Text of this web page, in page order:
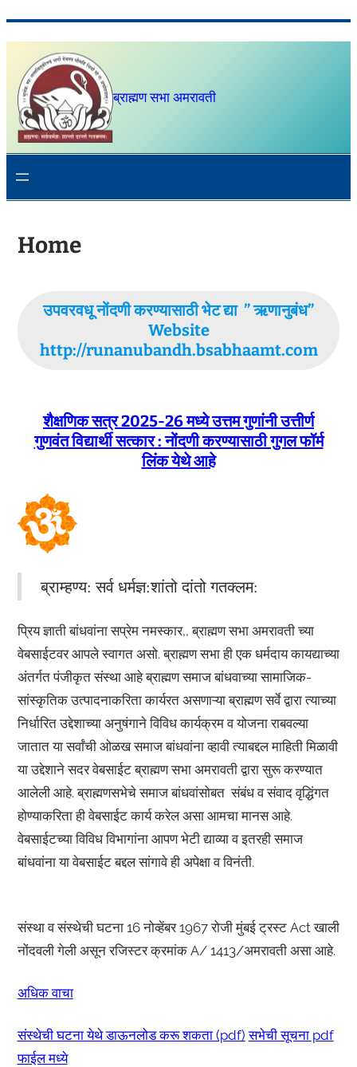
content
ब्राह्मण सभा अमरावती
Home
उपवरवधू नोंदणी करण्यासाठी भेट द्या ” ऋणानुबंध”
Website
http://runanubandh.bsabhaamt.com
शैक्षणिक सत्र 2025-26 मध्ये उत्तम गुणांनी उत्तीर्ण
गुणवंत विद्यार्थी सत्कार : नोंदणी करण्यासाठी गुगल फॉर्म
लिंक येथे आहे
ब्राम्हण्य: सर्व धर्मज्ञ:शांतो दांतो गतक्लम:
प्रिय ज्ञाती बांधवांना सप्रेम नमस्कार,, ब्राह्मण सभा अमरावती च्या
वेबसाईटवर आपले स्वागत असो. ब्राह्मण सभा ही एक धर्मदाय कायद्याच्या
अंतर्गत पंजीकृत संस्था आहे ब्राह्मण समाज बांधवाच्या सामाजिक-
सांस्कृतिक उत्पादनाकरिता कार्यरत असणाऱ्या ब्राह्मण सर्वे द्वारा त्याच्या
निर्धारित उद्देशाच्या अनुषंगाने विविध कार्यक्रम व योजना राबवल्या
जातात या सर्वांची ओळख समाज बांधवांना व्हावी त्याबद्दल माहिती मिळावी
या उद्देशाने सदर वेबसाईट ब्राह्मण सभा अमरावती द्वारा सुरू करण्यात
आलेली आहे. ब्राह्मणसभेचे समाज बांधवांसोबत संबंध व संवाद वृद्धिंगत
होण्याकरिता ही वेबसाईट कार्य करेल असा आमचा मानस आहे.
वेबसाईटच्या विविध विभागांना आपण भेटी द्याव्या व इतरही समाज
बांधवांना या वेबसाईट बद्दल सांगावे ही अपेक्षा व विनंती.
संस्था व संस्थेची घटना 16 नोव्हेंबर 1967 रोजी मुंबई ट्रस्ट Act खाली
नोंदवली गेली असून रजिस्टर क्रमांक A/ 1413/अमरावती असा आहे.
अधिक वाचा
संस्थेची घटना येथे डाऊनलोड करू शकता (pdf) सभेची सूचना pdf
फाईल मध्ये